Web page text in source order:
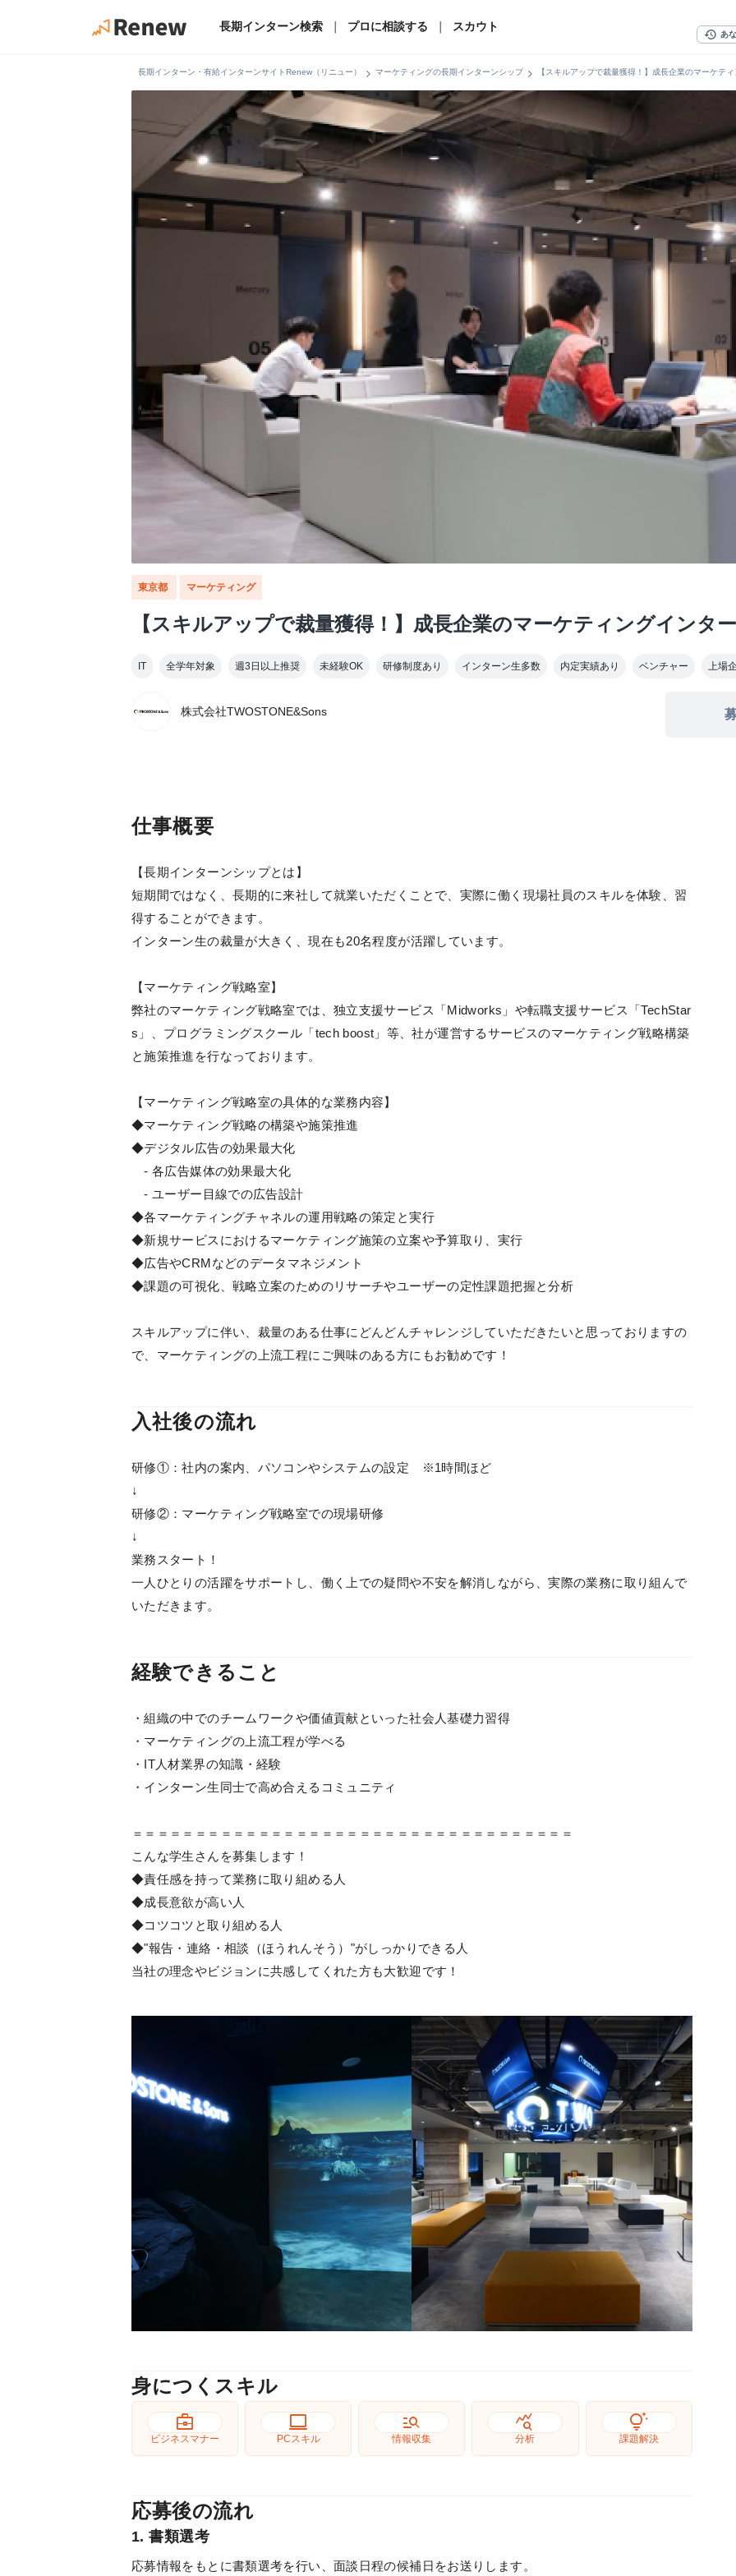
長期インターン検索 プロに相談する スカウト
history あ
長期インターン・有給インターンサイトRenew（リニュー） chevron_right マーケティングの長期インターンシップchevron_right 【スキルアップで裁量獲得！】成長企業のマーケテ
東京都 マーケティング
【スキルアップで裁量獲得！】成長企業のマーケティングインタ
IT 全学年対象 週3日以上推奨 未経験OK 研修制度あり インターン生多数 内定実績あり ベンチャー 上場
株式会社TWOSTONE&Sons
仕事概要
【長期インターンシップとは】
短期間ではなく、長期的に来社して就業いただくことで、実際に働く現場社員のスキルを体験、習
得することができます。
インターン生の裁量が大きく、現在も20名程度が活躍しています。
【マーケティング戦略室】
弊社のマーケティング戦略室では、独立支援サービス「Midworks」や転職支援サービス「TechStar
s」、プログラミングスクール「tech boost」等、社が運営するサービスのマーケティング戦略構築
と施策推進を行なっております。
【マーケティング戦略室の具体的な業務内容】
◆マーケティング戦略の構築や施策推進
◆デジタル広告の効果最大化
- 各広告媒体の効果最大化
- ユーザー目線での広告設計
◆各マーケティングチャネルの運用戦略の策定と実行
◆新規サービスにおけるマーケティング施策の立案や予算取り、実行
◆広告やCRMなどのデータマネジメント
◆課題の可視化、戦略立案のためのリサーチやユーザーの定性課題把握と分析
スキルアップに伴い、裁量のある仕事にどんどんチャレンジしていただきたいと思っておりますの
で、マーケティングの上流工程にご興味のある方にもお勧めです！
入社後の流れ
研修①：社内の案内、パソコンやシステムの設定 ※1時間ほど
↓
研修②：マーケティング戦略室での現場研修
↓
業務スタート！
一人ひとりの活躍をサポートし、働く上での疑問や不安を解消しながら、実際の業務に取り組んで
いただきます。
経験できること
・組織の中でのチームワークや価値貢献といった社会人基礎力習得
・マーケティングの上流工程が学べる
・IT人材業界の知識・経験
・インターン生同士で高め合えるコミュニティ
＝＝＝＝＝＝＝＝＝＝＝＝＝＝＝＝＝＝＝＝＝＝＝＝＝＝＝＝＝＝＝＝＝＝＝
こんな学生さんを募集します！
◆責任感を持って業務に取り組める人
◆成長意欲が高い人
◆コツコツと取り組める人
◆"報告・連絡・相談（ほうれんそう）"がしっかりできる人
当社の理念やビジョンに共感してくれた方も大歓迎です！
身につくスキル
business_center
ビジネスマナー
computer
PCスキル
manage_search
情報収集
query_stats
分析
tips_and_updates
課題解決
応募後の流れ
1. 書類選考
応募情報をもとに書類選考を行い、面談日程の候補日をお送りします。